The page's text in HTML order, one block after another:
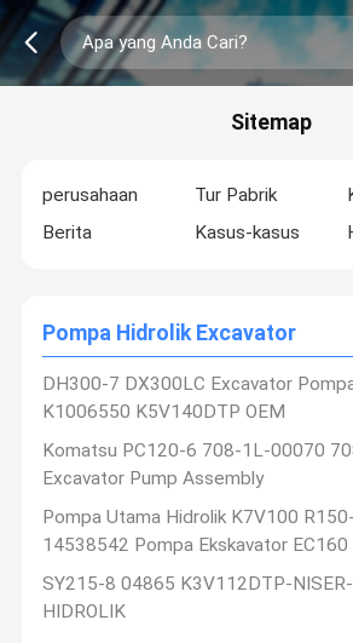
Sitemap
perusahaan Tur Pabrik
Berita
Kasus-kasus
Pompa Hidrolik Excavator
DH300-7 DX300LC Excavator
K1006550 K5V140DTP OEM
Komatsu PC120-6 708-1L-00070
Excavator Pump Assembly
Pompa Utama Hidrolik K7V100
14538542 Pompa Ekskavator EC160
SY215-8 04865 K3V112DTP-
HIDROLIK